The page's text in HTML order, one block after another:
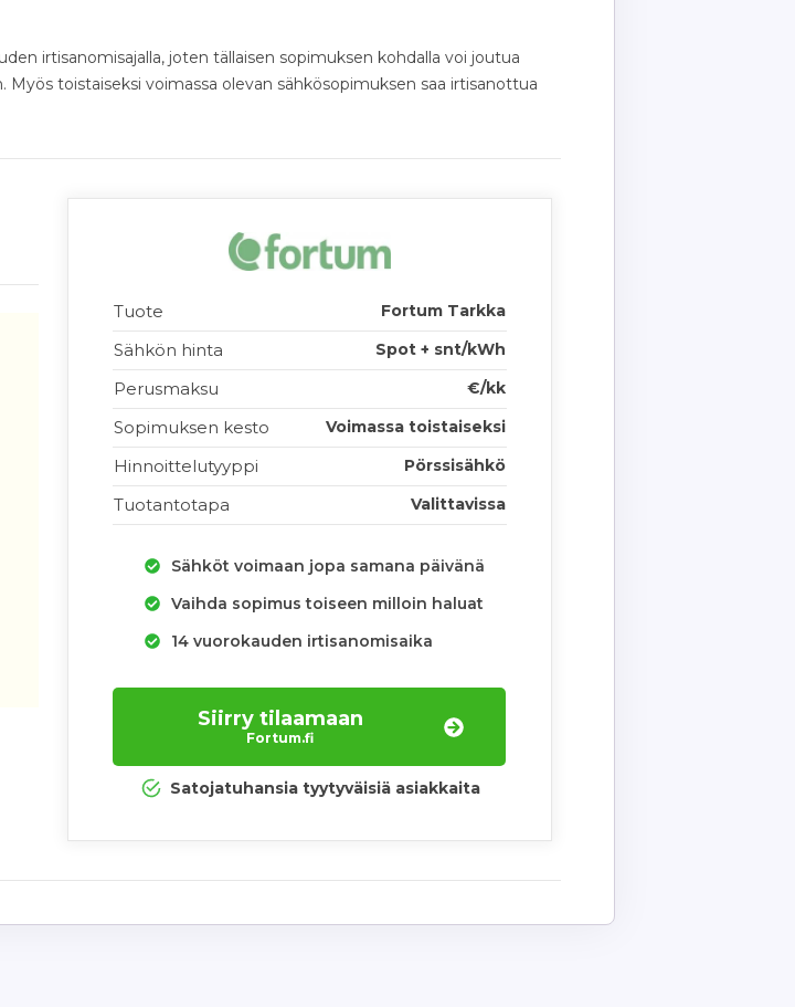
irtisanomisajalla, joten tällaisen sopimuksen kohdalla voi joutua
toistaiseksi voimassa olevan sähkösopimuksen saa irtisanottua
Tuote Fortum Tarkka
Sähkön hinta Spot + snt/kWh
Perusmaksu €/kk
Sopimuksen kesto Voimassa toistaiseksi
Hinnoittelutyyppi Pörssisähkö
Tuotantotapa Valittavissa
Sähköt voimaan jopa samana päivänä
Vaihda sopimus toiseen milloin haluat
14 vuorokauden irtisanomisaika
Siirry tilaamaan
Fortum.fi
Satojatuhansia tyytyväisiä asiakkaita